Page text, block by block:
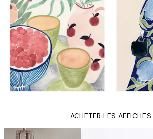
ACHETER LES AFFICHES